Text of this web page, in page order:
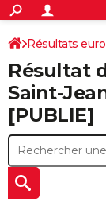
ACTUALITÉS
Politique
Société
Faits Divers
Education
Monde
Villes
+
SPORT
Coupe du monde
Football
Tennis
Cyclisme
Rugby
Forum
CULTURE
Programme TV
TNT
Streaming
Cinéma
Sorties cinéma
Musique
+FINANCE
Retraite
Impôts
Epargne
Immobilier
Risques naturels
Banque
Assurance
CréditAUTO
Essais
Réserver un essai
Citadines
Berlines
SUV
Forum auto
+HIGH-TECH
Résultats
Résultat
Saint-
[PUBLIE]